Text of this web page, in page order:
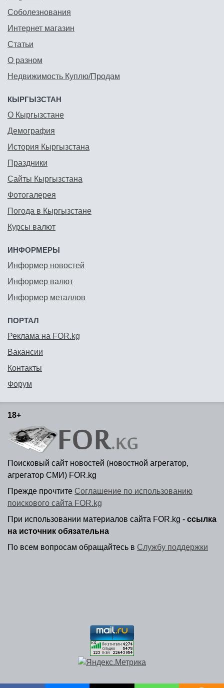
Соболезнования
Интернет магазин
Статьи
О разном
Недвижимость Куплю/Продам
КЫРГЫЗСТАН
О Кыргызстане
Демография
История Кыргызстана
Праздники
Сайты Кыргызстана
Фотогалерея
Погода в Кыргызстане
Курсы валют
ИНФОРМЕРЫ
Информер новостей
Информер валют
Информер металлов
ПОРТАЛ
Реклама на FOR.kg
Вакансии
Контакты
Форум
18+
Поисковый сайт новостей (новостной агрегатор,
агрегатор СМИ) FOR.kg
Прежде прочтите Соглашение по использованию
поискового сайта FOR.kg
При использовании материалов сайта FOR.kg - ссылка
на источник обязательна
По всем вопросам обращайтесь в Службу поддержки